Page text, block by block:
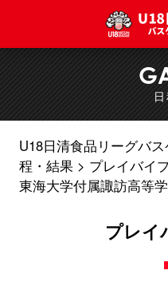
U18日清食品リーグバ
程・結果
プレイバイ
東海大学付属諏訪高等
プレイ